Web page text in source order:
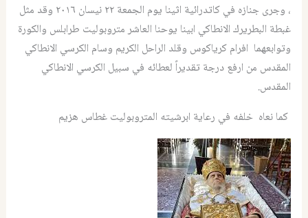
، وجرى جنازه في كاتدرائية اثينا يوم الجمعة ٢٢ نيسان ٢٠١٦ وقد مثل
غبطة البطريرك الانطاكي ابينا يوحنا العاشر متروبوليت طرابلس والكورة
وتوابعهما افرام كرياكوس وقلد الراحل الكريم وسام الكرسي الانطاكي
المقدس من ارفع درجة تقديراً لعطائه في سبيل الكرسي الانطاكي
المقدس.
كما نعاه خلفه في رعاية ابرشيته المتروبوليت غطاس هزيم